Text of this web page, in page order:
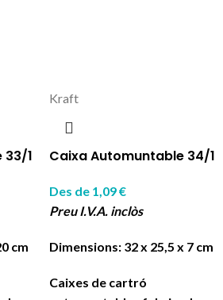
1
cm
Kraft
Caixa Automuntable 34/1
Des de 1,09€
Preu I.V.A. inclòs
Dimensions: 32 x 25,5 x 7 cm
Caixes de cartró